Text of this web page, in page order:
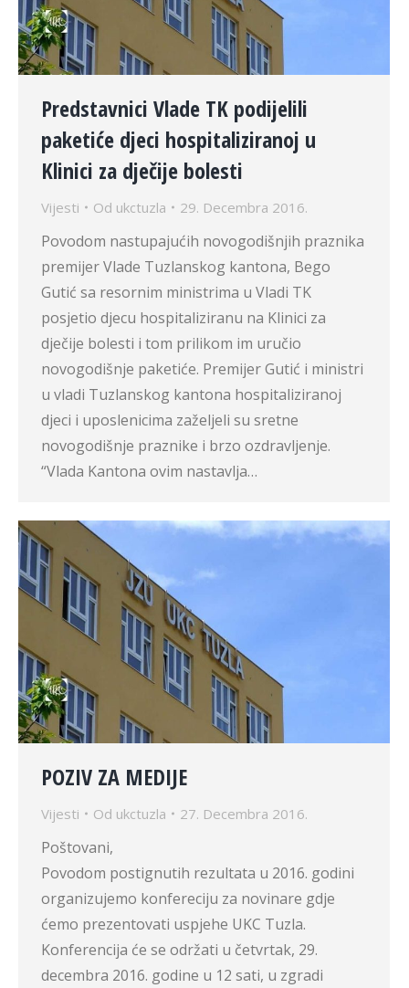
Predstavnici Vlade TK podijelili
paketiće djeci hospitaliziranoj u
Klinici za dječije bolesti
Vijesti Od ukctuzla 29. Decembra 2016.
Povodom nastupajućih novogodišnjih praznika
premijer Vlade Tuzlanskog kantona, Bego
Gutić sa resornim ministrima u Vladi TK
posjetio djecu hospitaliziranu na Klinici za
dječije bolesti i tom prilikom im uručio
novogodišnje paketiće. Premijer Gutić i ministri
u vladi Tuzlanskog kantona hospitaliziranoj
djeci i uposlenicima zaželjeli su sretne
novogodišnje praznike i brzo ozdravljenje.
“Vlada Kantona ovim nastavlja…
POZIV ZA MEDIJE
Vijesti Od ukctuzla 27. Decembra 2016.
Povodom postignutih rezultata u 2016. godini
organizujemo konfereciju za novinare gdje
ćemo prezentovati uspjehe UKC Tuzla.
Konferencija će se održati u četvrtak, 29.
decembra 2016. godine u 12 sati, u zgradi